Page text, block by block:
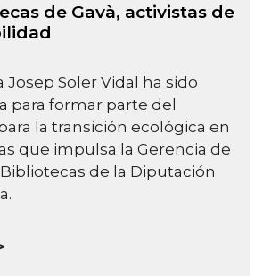
de Gavà, activistas de
Josep Soler Vidal ha sido
para formar parte del
la transición ecológica en
que impulsa la Gerencia de
de la Diputación